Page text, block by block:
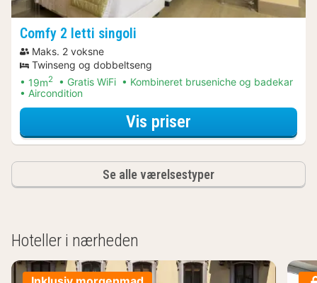
Comfy 2 letti singoli
Maks. 2 voksne
Twinseng og dobbeltseng
19m2 Gratis WiFi
Kombineret bruseniche og badekar
Aircondition
Vis priser
Se alle værelsestyper
Hoteller i nærheden